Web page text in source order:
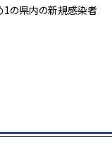
の県内の新規感染者